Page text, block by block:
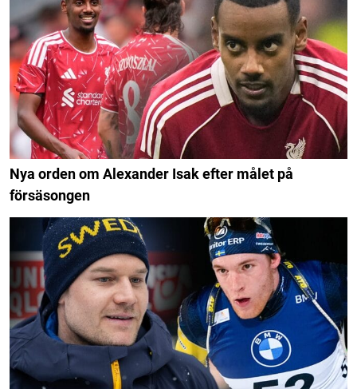
Nya orden om Alexander Isak efter målet på
försäsongen